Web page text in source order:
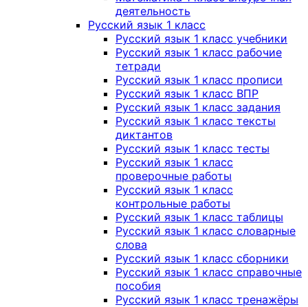
деятельность
Русский язык 1 класс
Русский язык 1 класс учебники
Русский язык 1 класс рабочие
тетради
Русский язык 1 класс прописи
Русский язык 1 класс ВПР
Русский язык 1 класс задания
Русский язык 1 класс тексты
диктантов
Русский язык 1 класс тесты
Русский язык 1 класс
проверочные работы
Русский язык 1 класс
контрольные работы
Русский язык 1 класс таблицы
Русский язык 1 класс словарные
слова
Русский язык 1 класс сборники
Русский язык 1 класс справочные
пособия
Русский язык 1 класс тренажёры